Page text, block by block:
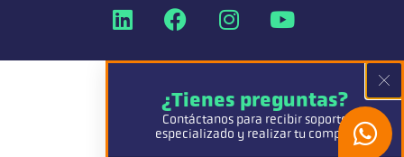
¿Tienes preguntas?
Contáctanos para recibir soporte
especializado y realizar tu compra.